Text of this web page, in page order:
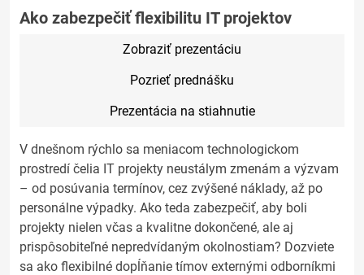
Ako zabezpečiť flexibilitu IT projektov
Zobraziť prezentáciu
Pozrieť prednášku
Prezentácia na stiahnutie
V dnešnom rýchlo sa meniacom technologickom
prostredí čelia IT projekty neustálym zmenám a výzvam
– od posúvania termínov, cez zvýšené náklady, až po
personálne výpadky. Ako teda zabezpečiť, aby boli
projekty nielen včas a kvalitne dokončené, ale aj
prispôsobiteľné nepredvídaným okolnostiam? Dozviete
sa ako flexibilné dopĺňanie tímov externými odborníkmi